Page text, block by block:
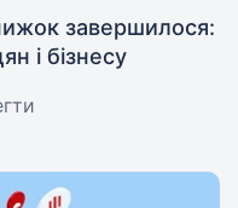
завершилося:
і бізнесу